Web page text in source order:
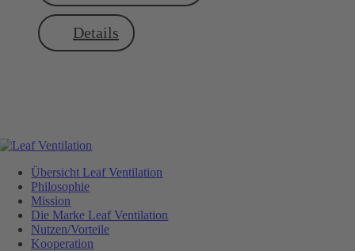
Details
Übersicht Leaf Ventilation
Philosophie
Mission
Die Marke Leaf Ventilation
Nutzen/Vorteile
Kooperation